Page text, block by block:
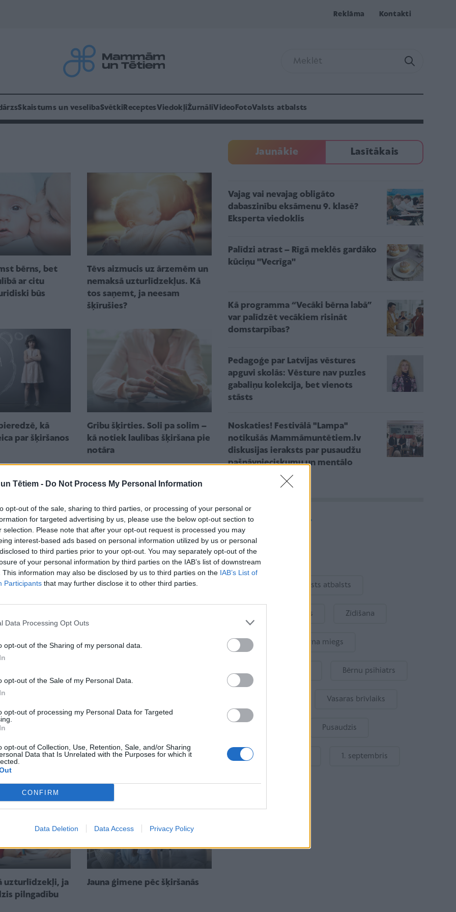
Tētiem - Do Not Process My Personal Information
opt-out of the sale, sharing to third parties, or processing of your personal or
for targeted advertising by us, please use the below opt-out section to
selection. Please note that after your opt-out request is processed you may
interest-based ads based on personal information utilized by us or personal
to third parties prior to your opt-out. You may separately opt-out of the
of your personal information by third parties on the IAB’s list of downstream
This information may also be disclosed by us to third parties on the IAB’s List of
Participants that may further disclose it to other third parties.
Data Processing Opt Outs
opt-out of the Sharing of my personal data.
opt-out of the Sale of my Personal Data.
opt-out of processing my Personal Data for Targeted
opt-out of Collection, Use, Retention, Sale, and/or Sharing
Data that Is Unrelated with the Purposes for which it
CONFIRM
Data Deletion Data Access Privacy Policy
Reklāma Kontakti
Skaistums un veselībaSvētki ReceptesViedokļiŽurnāliVideo FotoValsts atbalsts
bērns, bet
ar citu
būs
Tēvs aizmucis uz ārzemēm un
nemaksā uzturlīdzekļus. Kā
tos saņemt, ja neesam
šķīrušies?
kā
par šķiršanos
Gribu šķirties. Soli pa solim –
kā notiek laulības šķiršana pie
notāra
turpināt
"Spotify" vai
Vai var pretendēt uz Goda
ģimenes apliecību, ja
tētis ir mīļš pret
kur bērnu
šķiršanās
uzturlīdzekļi, ja
pilngadību
Jauna ģimene pēc šķiršanās
Jaunākie Lasītākais
Vajag vai nevajag obligāto
dabaszinību eksāmenu 9. klasē?
Eksperta viedoklis
Palīdzi atrast – Rīgā meklēs gardāko
kūciņu ''Vecrīga''
Kā programma “Vecāki bērna labā”
var palīdzēt vecākiem risināt
domstarpības?
Pedagoģe par Latvijas vēstures
apguvi skolās: Vēsture nav puzles
gabaliņu kolekcija, bet vienots
stāsts
Noskaties! Festivālā "Lampa"
notikušās Mammāmuntētiem.lv
diskusijas ieraksts par pusaudžu
pašnāvnieciskumu un mentālo
Vairāk rakstu
Aktuāli
Valsts atbalsts
Kur šodien atpūsties Zīdīšana
Drošība Bērna miegs
Bērnu psihiatrs
Vasaras brīvlaiks
Pusaudzis
Gatavošanās skolai 1. septembris